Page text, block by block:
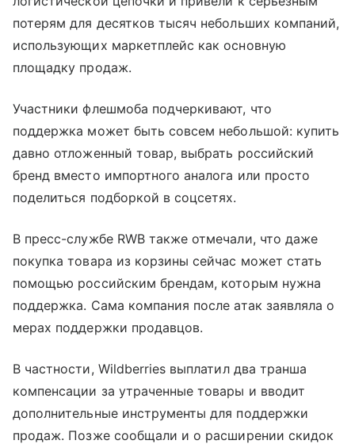
потерям для десятков тысяч небольших компаний,
использующих маркетплейс как основную
площадку продаж.
Участники флешмоба подчеркивают, что
поддержка может быть совсем небольшой: купить
давно отложенный товар, выбрать российский
бренд вместо импортного аналога или просто
поделиться подборкой в соцсетях.
В пресс-службе RWB также отмечали, что даже
покупка товара из корзины сейчас может стать
помощью российским брендам, которым нужна
поддержка. Сама компания после атак заявляла о
мерах поддержки продавцов.
В частности, Wildberries выплатил два транша
компенсации за утраченные товары и вводит
дополнительные инструменты для поддержки
продаж. Позже сообщали и о расширении скидок